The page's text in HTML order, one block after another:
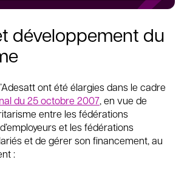
développement du
ont été élargies dans le cadre
du 25 octobre 2007, en vue de
entre les fédérations
et les fédérations
et de gérer son financement, au
: